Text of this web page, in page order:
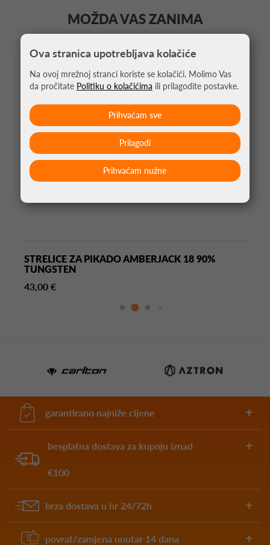
MOŽDA VAS ZANIMA
STRELICE ZA PIKADO AMBERJACK 18 90%
TUNGSTEN
43,00 €
garantirano najniže cijene
besplatna dostava za kupnju iznad
€100
brza dostava u hr 24/72h
povrat/zamjena unutar 14 dana
Ova stranica upotrebljava kolačiće
Na ovoj mrežnoj stranci koriste se kolačići. Molimo Vas
da pročitate Politiku o kolačićima ili prilagodite postavke.
Prihvaćam nužne
Prilagodi
Prihvaćam sve